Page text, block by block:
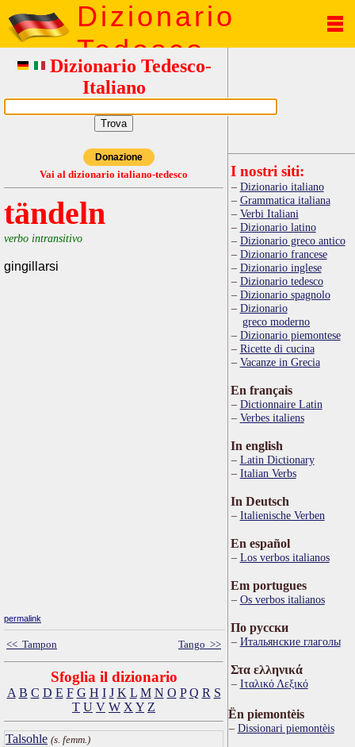
Dizionario
Tedesco
Dizionario Tedesco-
Italiano
Donazione
Vai al dizionario italiano-tedesco
tändeln
verbo intransitivo
gingillarsi
permalink
<< Tampon Tango >>
Sfoglia il dizionario
A B C D E F G H I J K L M N O P Q R S
T U V W X Y Z
Talsohle (s. femm.)
I nostri siti:
Dizionario italiano
Grammatica italiana
Verbi Italiani
Dizionario latino
Dizionario greco antico
Dizionario francese
Dizionario inglese
Dizionario tedesco
Dizionario spagnolo
Dizionario
greco moderno
Dizionario piemontese
Ricette di cucina
Vacanze in Grecia
En français
Dictionnaire Latin
Verbes italiens
In english
Latin Dictionary
Italian Verbs
In Deutsch
Italienische Verben
En español
Los verbos italianos
Em portugues
Os verbos italianos
По русски
Итальянские глаголы
Στα ελληνικά
Ιταλικό Λεξικό
Ën piemontèis
Dissionari piemontèis